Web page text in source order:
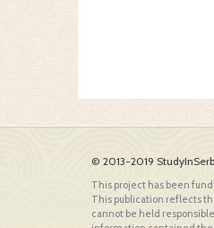
© 2013-2019
This project has been
This publication reflects
cannot be held